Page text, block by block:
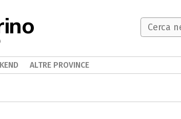
ALTRE PROVINCE